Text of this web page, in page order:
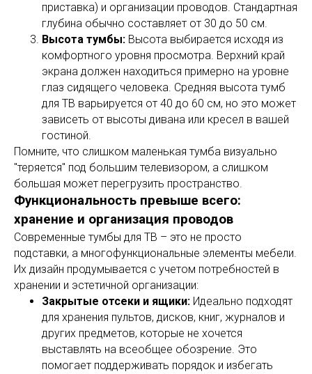
приставка) и организации проводов. Стандартная
глубина обычно составляет от 30 до 50 см.
Высота тумбы: Высота выбирается исходя из
комфортного уровня просмотра. Верхний край
экрана должен находиться примерно на уровне
глаз сидящего человека. Средняя высота тумб
для ТВ варьируется от 40 до 60 см, но это может
зависеть от высоты дивана или кресел в вашей
гостиной.
Помните, что слишком маленькая тумба визуально
"теряется" под большим телевизором, а слишком
большая может перегрузить пространство.
Функциональность превыше всего:
хранение и организация проводов
Современные тумбы для ТВ – это не просто
подставки, а многофункциональные элементы мебели.
Их дизайн продумывается с учетом потребностей в
хранении и эстетичной организации:
Закрытые отсеки и ящики: Идеально подходят
для хранения пультов, дисков, книг, журналов и
других предметов, которые не хочется
выставлять на всеобщее обозрение. Это
помогает поддерживать порядок и избегать